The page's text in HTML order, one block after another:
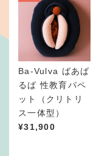
Ba-Vulva ばあば
るば 性教育パペ
ット（クリトリ
ス一体型）
¥31,900